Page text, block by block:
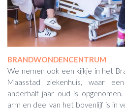
BRANDWONDENCENTRUM
We nemen ook een kijkje in het
Maasstad ziekenhuis, waar
anderhalf jaar oud is
arm en deel van het bovenlijf is in